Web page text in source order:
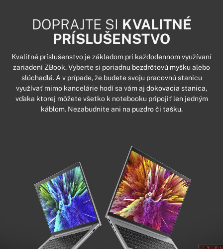
DOPRAJTE SI KVALITNÉ
PRÍSLUŠENSTVO
Kvalitné príslušenstvo je základom pri každodennom využívaní
zariadení ZBook. Vyberte si poriadnu bezdrôtovú myšku alebo
slúchadlá. A v prípade, že budete svoju pracovnú stanicu
využívať mimo kancelárie hodí sa vám aj dokovacia stanica,
vďaka ktorej môžete všetko k notebooku pripojiť len jedným
káblom. Nezabudnite ani na puzdro či tašku.